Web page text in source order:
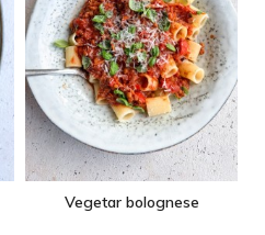
Vegetar bolognese